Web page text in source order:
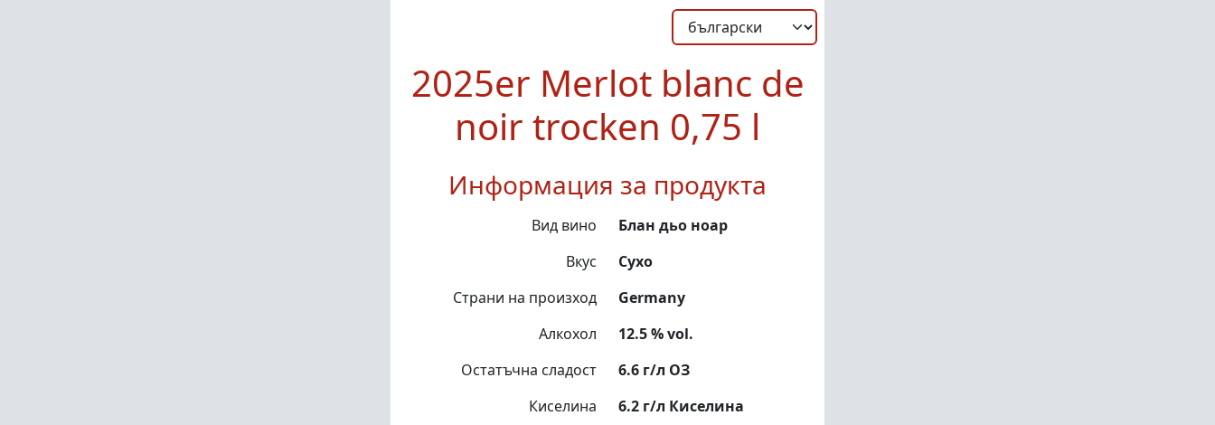
2025er Merlot blanc de
noir trocken 0,75 l
Информация за продукта
Вид вино
Блан дьо ноар
Вкус
Сухо
Страни на произход
Germany
Алкохол
12.5 % vol.
Остатъчна сладост
6.6 г/л ОЗ
Киселина
6.2 г/л Киселина